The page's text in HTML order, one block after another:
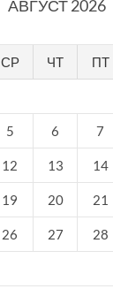
АВГУСТ 2026
СР ЧТ ПТ
5 6 7
12 13 14
19 20 21
26 27 28